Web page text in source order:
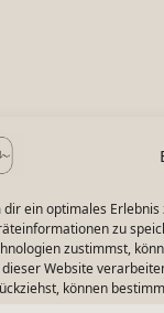
dir ein optimales
zu
zustimmst,
Website
können